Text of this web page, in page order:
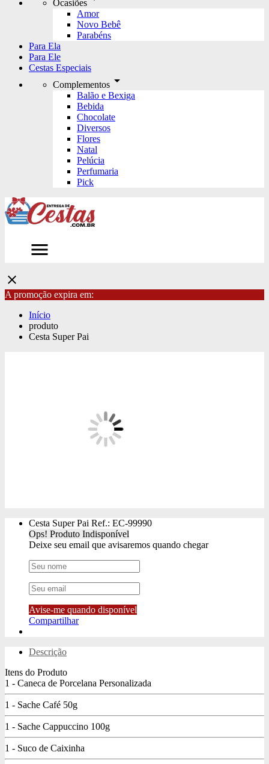
Ocasiões
Amor
Novo Bebê
Parabéns
Para Ela
Para Ele
Cestas Especiais
Complementos arrow_drop_down
Balão e Bexiga
Bebida
Chocolate
Diversos
Flores
Natal
Pelúcia
Perfumaria
Pick
menu
close
A promoção expira em:
Início
produto
Cesta Super Pai
Cesta Super Pai Ref.: EC-99990
Ops! Produto Indisponível
Deixe seu email que avisaremos quando chegar
Avise-me quando disponível
Compartilhar
Descrição
Itens do Produto
1 - Caneca de Porcelana Personalizada
1 - Sache Café 50g
1 - Sache Cappuccino 100g
1 - Suco de Caixinha